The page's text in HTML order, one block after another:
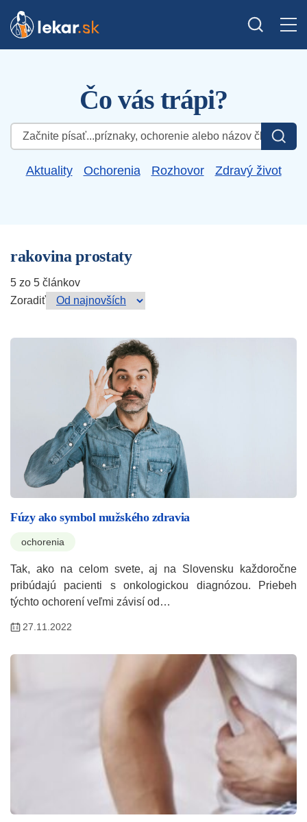
Čo vás trápi?
Hľadať:
Aktuality Ochorenia Rozhovor Zdravý život
rakovina prostaty
5 zo 5 článkov
Zoradiť
Fúzy ako symbol mužského zdravia
ochorenia
Tak, ako na celom svete, aj na Slovensku každoročne
pribúdajú pacienti s onkologickou diagnózou. Priebeh
týchto ochorení veľmi závisí od…
27.11.2022